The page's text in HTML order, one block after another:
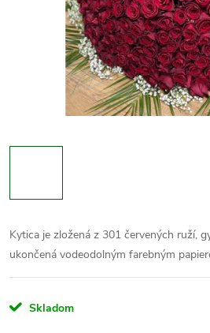
Kytica je zložená z 301 červených ruží,
ukončená vodeodolným farebným
Skladom